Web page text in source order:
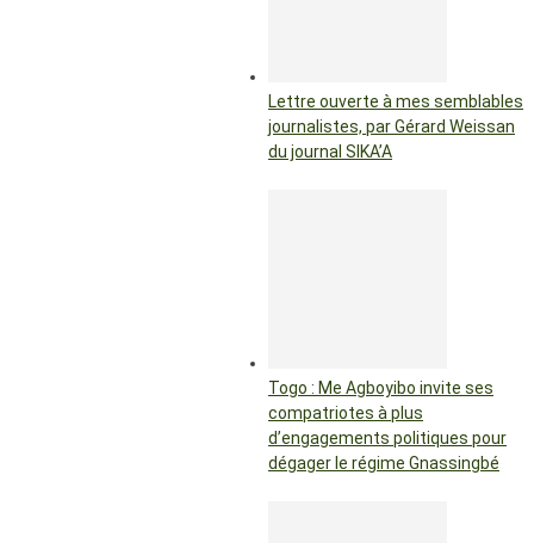
Lettre ouverte à mes semblables
journalistes, par Gérard Weissan
du journal SIKA’A
Togo : Me Agboyibo invite ses
compatriotes à plus
d’engagements politiques pour
dégager le régime Gnassingbé